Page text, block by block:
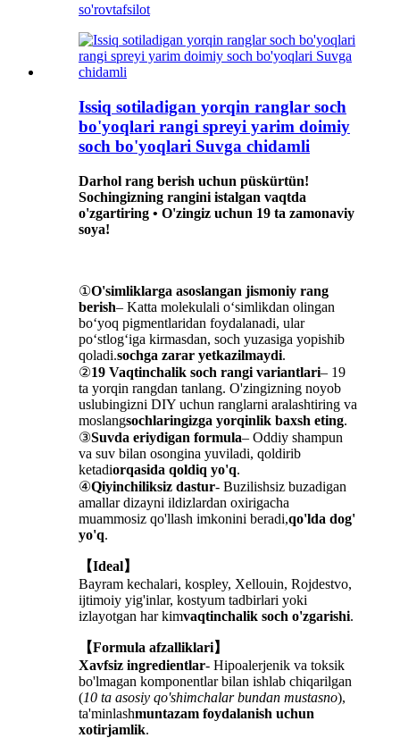
so'rovtafsilot
Issiq sotiladigan yorqin ranglar soch
bo'yoqlari rangi spreyi yarim doimiy
soch bo'yoqlari Suvga chidamli
Darhol rang berish uchun püskürtün!
Sochingizning rangini istalgan vaqtda
o'zgartiring • O'zingiz uchun 19 ta zamonaviy
soya!
①O'simliklarga asoslangan jismoniy rang
berish– Katta molekulali o‘simlikdan olingan
bo‘yoq pigmentlaridan foydalanadi, ular
po‘stlog‘iga kirmasdan, soch yuzasiga yopishib
qoladi.sochga zarar yetkazilmaydi.
②19 Vaqtinchalik soch rangi variantlari– 19
ta yorqin rangdan tanlang. O'zingizning noyob
uslubingizni DIY uchun ranglarni aralashtiring va
moslangsochlaringizga yorqinlik baxsh eting.
③Suvda eriydigan formula– Oddiy shampun
va suv bilan osongina yuviladi, qoldirib
ketadiorqasida qoldiq yo'q.
④Qiyinchiliksiz dastur- Buzilishsiz buzadigan
amallar dizayni ildizlardan oxirigacha
muammosiz qo'llash imkonini beradi,qo'lda dog'
yo'q.
【Ideal】
Bayram kechalari, kospley, Xellouin, Rojdestvo,
ijtimoiy yig'inlar, kostyum tadbirlari yoki
izlayotgan har kimvaqtinchalik soch o'zgarishi.
【Formula afzalliklari】
Xavfsiz ingredientlar- Hipoalerjenik va toksik
bo'lmagan komponentlar bilan ishlab chiqarilgan
(10 ta asosiy qo'shimchalar bundan mustasno),
ta'minlashmuntazam foydalanish uchun
xotirjamlik.